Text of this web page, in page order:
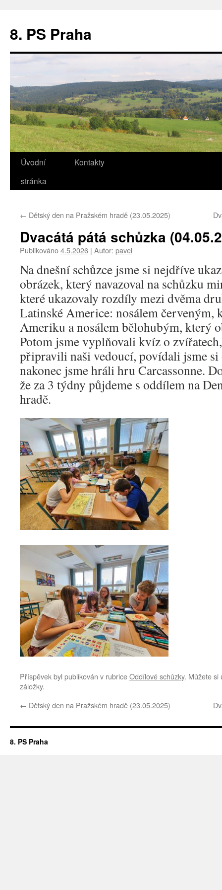
8. PS Praha
Úvodní
stránka
Kontakty
← Dětský den na Pražském hradě (23.05.2025)
Dvacátá pátá schůzka
Publikováno4.5.2026 | Autor: pavel
Na dnešní schůzce jsme si nejdříve
obrázek, který navazoval na schůzku
které ukazovaly rozdíly mezi dvěma
Latinské Americe: nosálem červeným,
Ameriku a nosálem bělohubým, který
Potom jsme vyplňovali kvíz o
připravili naši vedoucí, povídali jsme si
nakonec jsme hráli hru Carcassonne.
že za 3 týdny půjdeme s oddílem na
hradě.
Příspěvek byl publikován v rubriceOddílové schůzky. Můžete si
záložky.
← Dětský den na Pražském hradě (23.05.2025)
8. PS Praha